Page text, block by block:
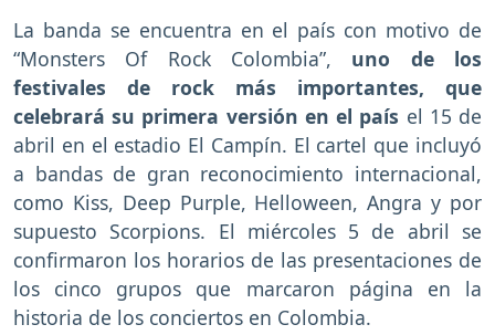
La banda se encuentra en el país con motivo de
“Monsters Of Rock Colombia”, uno de los
festivales de rock más importantes, que
celebrará su primera versión en el país el 15 de
abril en el estadio El Campín. El cartel que incluyó
a bandas de gran reconocimiento internacional,
como Kiss, Deep Purple, Helloween, Angra y por
supuesto Scorpions. El miércoles 5 de abril se
confirmaron los horarios de las presentaciones de
los cinco grupos que marcaron página en la
historia de los conciertos en Colombia.